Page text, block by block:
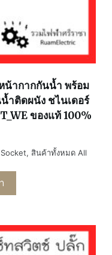
ากากกันน้ำ พร้อม
ำติดผนัง ชไนเดอร์
ของแท้ 100%
, สินค้าทั้งหมด All